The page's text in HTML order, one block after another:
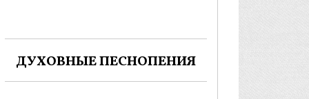
ДУХОВНЫЕ ПЕСНОПЕНИЯ